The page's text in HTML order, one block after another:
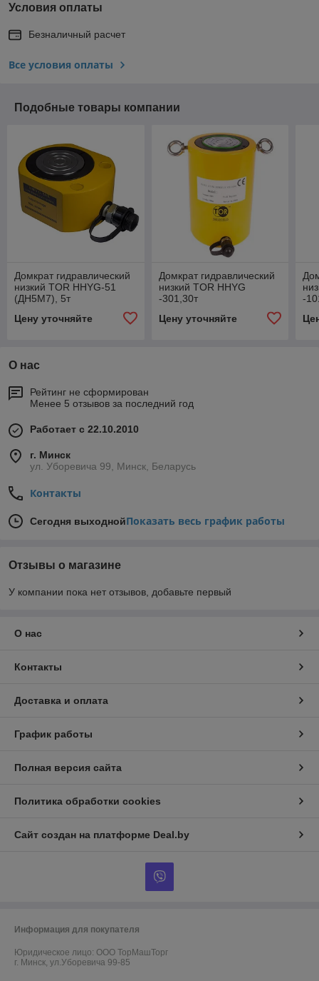
Условия оплаты
Безналичный расчет
Все условия оплаты
Подобные товары компании
Домкрат гидравлический
низкий TOR HHYG-51
(ДН5М7), 5т
Цену уточняйте
Домкрат гидравлический
низкий TOR HHYG
-301,30т
Цену уточняйте
-
О нас
Рейтинг не сформирован
Менее 5 отзывов за последний год
Работает с 22.10.2010
г. Минск
ул. Уборевича 99, Минск, Беларусь
Контакты
Сегодня выходнойПоказать весь график работы
Отзывы о магазине
У компании пока нет отзывов, добавьте первый
О нас
Контакты
Доставка и оплата
График работы
Полная версия сайта
Политика обработки cookies
Сайт создан на платформе Deal.by
Информация для покупателя
Юридическое лицо: ООО ТорМашТорг
г. Минск, ул.Уборевича 99-85